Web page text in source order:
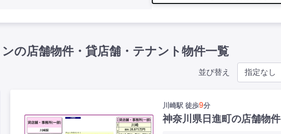
の店舗物件・貸店舗・テナント物件一覧
並び替え
川崎駅 徒歩9分
神奈川県日進町の店舗物件